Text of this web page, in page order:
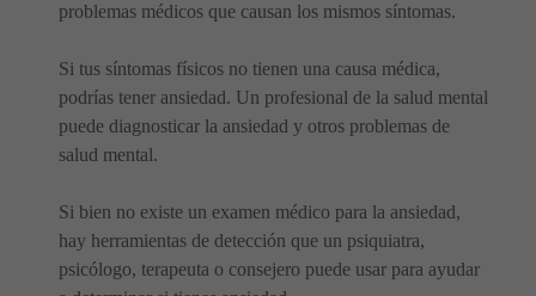
problemas médicos que causan los mismos síntomas.
Si tus síntomas físicos no tienen una causa médica,
podrías tener ansiedad. Un profesional de la salud mental
puede diagnosticar la ansiedad y otros problemas de
salud mental.
Si bien no existe un examen médico para la ansiedad,
hay herramientas de detección que un psiquiatra,
psicólogo, terapeuta o consejero puede usar para ayudar